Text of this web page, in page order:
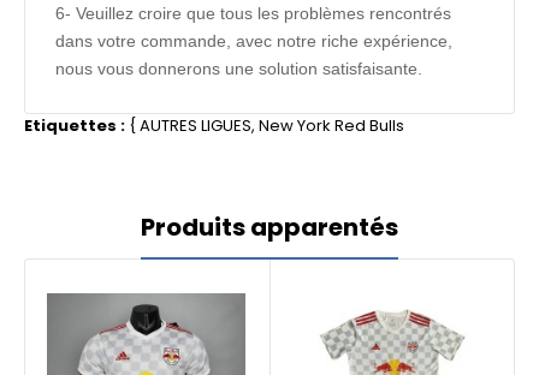
6- Veuillez croire que tous les problèmes rencontrés
dans votre commande, avec notre riche expérience,
nous vous donnerons une solution satisfaisante.
Etiquettes : {AUTRES LIGUES, New York Red Bulls
Produits apparentés